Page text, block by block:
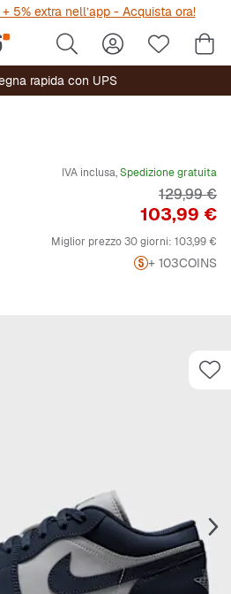
5% extra nell’app - Acquista ora!
rapida con UPS
IVA inclusa,Spedizione gratuita
Prezzo
103,99 €
Prezzo
129,99 €
Miglior prezzo 30 giorni: 103,99 €
+ 103COINS